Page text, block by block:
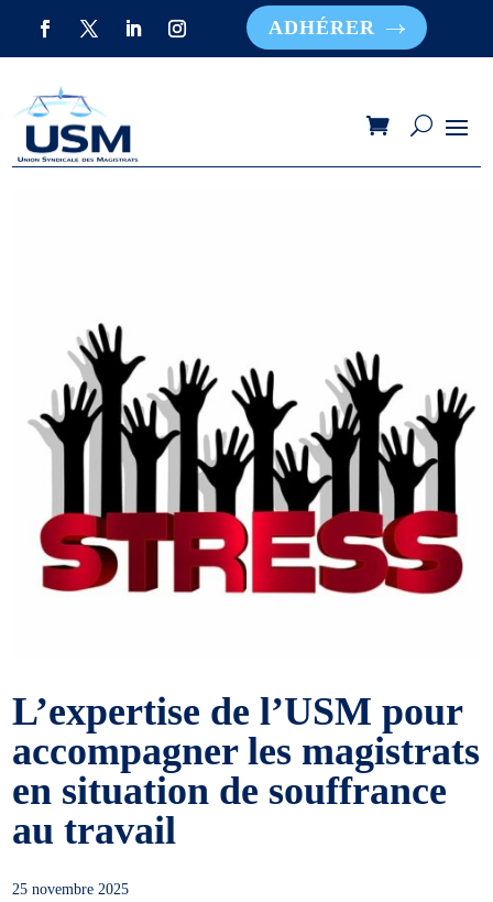
ADHÉRER
L’expertise de l’USM pour
accompagner les magistrats
en situation de souffrance
au travail
25 novembre 2025